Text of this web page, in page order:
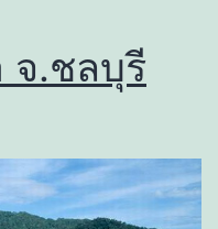
จ.ชลบุรี